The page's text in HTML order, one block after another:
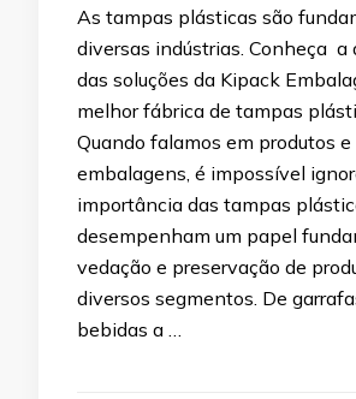
As tampas plásticas são
diversas indústrias. Conheça a
das soluções da Kipack
melhor fábrica de tampas
Quando falamos em produtos e
embalagens, é impossível
importância das tampas
desempenham um papel
vedação e preservação de
diversos segmentos. De
bebidas a …